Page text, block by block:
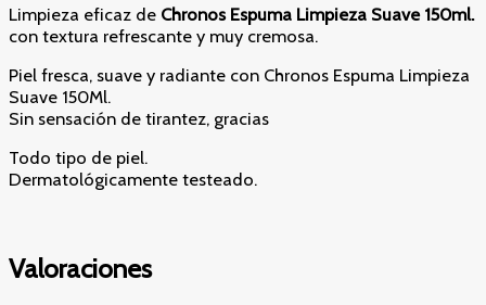
Limpieza eficaz de Chronos Espuma Limpieza Suave 150ml.
con textura refrescante y muy cremosa.
Piel fresca, suave y radiante con Chronos Espuma Limpieza
Suave 150Ml.
Sin sensación de tirantez, gracias
Todo tipo de piel.
Dermatológicamente testeado.
Valoraciones